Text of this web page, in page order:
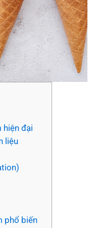
hiện đại
liệu
phổ biến